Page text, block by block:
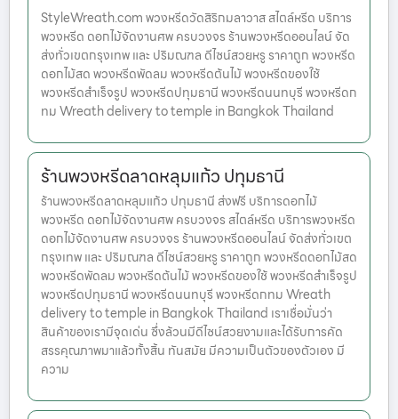
StyleWreath.com พวงหรีดวัดสิริกมลาวาส สไตล์หรีด บริการ
พวงหรีด ดอกไม้จัดงานศพ ครบวงจร ร้านพวงหรีดออนไลน์ จัด
ส่งทั่วเขตกรุงเทพ และ ปริมณฑล ดีไซน์สวยหรู ราคาถูก พวงหรีด
ดอกไม้สด พวงหรีดพัดลม พวงหรีดต้นไม้ พวงหรีดของใช้
พวงหรีดสำเร็จรูป พวงหรีดปทุมธานี พวงหรีดนนทบุรี พวงหรีดก
ทม Wreath delivery to temple in Bangkok Thailand
ร้านพวงหรีดลาดหลุมแก้ว ปทุมธานี
ร้านพวงหรีดลาดหลุมแก้ว ปทุมธานี ส่งฟรี บริการดอกไม้
พวงหรีด ดอกไม้จัดงานศพ ครบวงจร สไตล์หรีด บริการพวงหรีด
ดอกไม้จัดงานศพ ครบวงจร ร้านพวงหรีดออนไลน์ จัดส่งทั่วเขต
กรุงเทพ และ ปริมณฑล ดีไซน์สวยหรู ราคาถูก พวงหรีดดอกไม้สด
พวงหรีดพัดลม พวงหรีดต้นไม้ พวงหรีดของใช้ พวงหรีดสำเร็จรูป
พวงหรีดปทุมธานี พวงหรีดนนทบุรี พวงหรีดกทม Wreath
delivery to temple in Bangkok Thailand เราเชื่อมั่นว่า
สินค้าของเรามีจุดเด่น ซึ่งล้วนมีดีไซน์สวยงามและได้รับการคัด
สรรคุณภาพมาแล้วทั้งสิ้น ทันสมัย มีความเป็นตัวของตัวเอง มี
ความ